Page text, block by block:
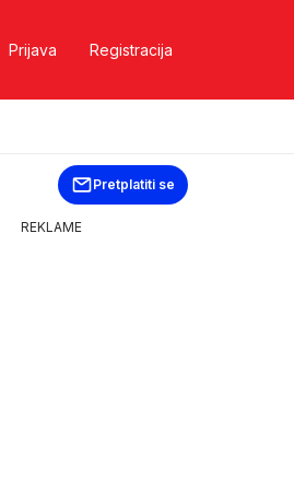
Prijava Registracija
Pretplatiti se
REKLAME